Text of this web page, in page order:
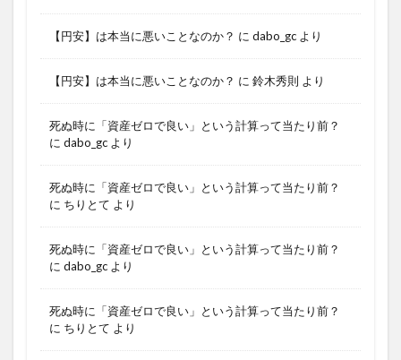
【円安】は本当に悪いことなのか？ に dabo_gc より
【円安】は本当に悪いことなのか？ に 鈴木秀則 より
死ぬ時に「資産ゼロで良い」という計算って当たり前？
に dabo_gc より
死ぬ時に「資産ゼロで良い」という計算って当たり前？
に ちりとて より
死ぬ時に「資産ゼロで良い」という計算って当たり前？
に dabo_gc より
死ぬ時に「資産ゼロで良い」という計算って当たり前？
に ちりとて より